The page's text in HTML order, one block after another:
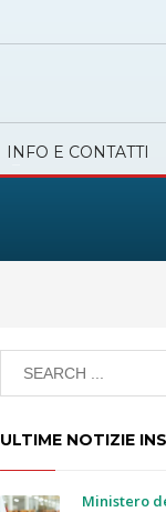
INFO E CONTATTI
ULTIME NOTIZIE
Ministero